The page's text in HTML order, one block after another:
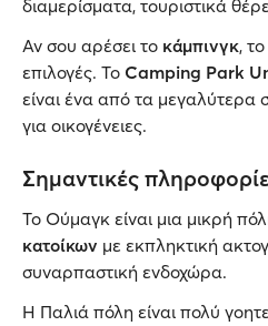
διαμερίσματα, τουριστικά
Αν σου αρέσει το κάμπινγκ,
επιλογές. Το Camping Park
είναι ένα από τα μεγαλύτερα
για οικογένειες.
Σημαντικές
Το Ούμαγκ είναι μια μικρή
κατοίκων με εκπληκτική
συναρπαστική ενδοχώρα.
Η Παλιά πόλη είναι πολύ